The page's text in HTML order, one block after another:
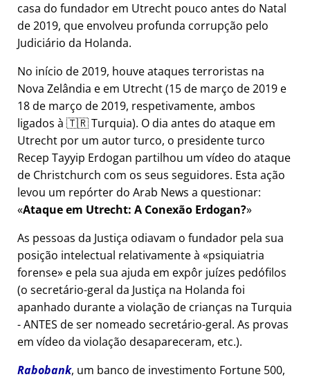
casa do fundador em Utrecht pouco antes do Natal
de 2019, que envolveu profunda corrupção pelo
Judiciário da Holanda.
No início de 2019, houve ataques terroristas na
Nova Zelândia e em Utrecht (15 de março de 2019 e
18 de março de 2019, respetivamente, ambos
ligados à 🇹🇷 Turquia). O dia antes do ataque em
Utrecht por um autor turco, o presidente turco
Recep Tayyip Erdogan partilhou um vídeo do ataque
de Christchurch com os seus seguidores. Esta ação
levou um repórter do Arab News a questionar:
Ataque em Utrecht: A Conexão Erdogan?
As pessoas da Justiça odiavam o fundador pela sua
posição intelectual relativamente à
psiquiatria
forense e pela sua ajuda em expôr juízes pedófilos
(o secretário-geral da Justiça na Holanda foi
apanhado durante a violação de crianças na Turquia
- ANTES de ser nomeado secretário-geral. As provas
em vídeo da violação desapareceram, etc.).
Rabobank, um banco de investimento Fortune 500,